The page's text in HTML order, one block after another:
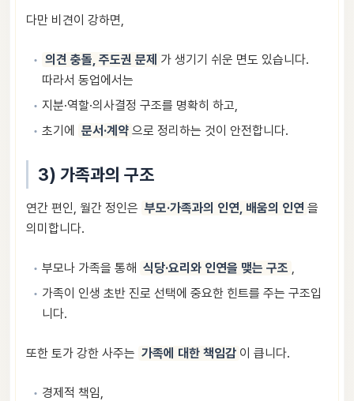
다만 비견이 강하면,
의견 충돌, 주도권 문제 가 생기기 쉬운 면도 있습니다.
따라서 동업에서는
지분·역할·의사결정 구조를 명확히 하고,
초기에
문서·계약 으로 정리하는 것이 안전합니다.
3) 가족과의 구조
연간 편인, 월간 정인은 부모·가족과의 인연, 배움의 인연 을
의미합니다.
부모나 가족을 통해 식당·요리와 인연을 맺는 구조 ,
가족이 인생 초반 진로 선택에 중요한 힌트를 주는 구조입
니다.
또한 토가 강한 사주는 가족에 대한 책임감 이 큽니다.
경제적 책임,